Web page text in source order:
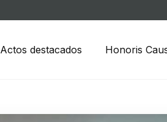
Actos destacados Honoris